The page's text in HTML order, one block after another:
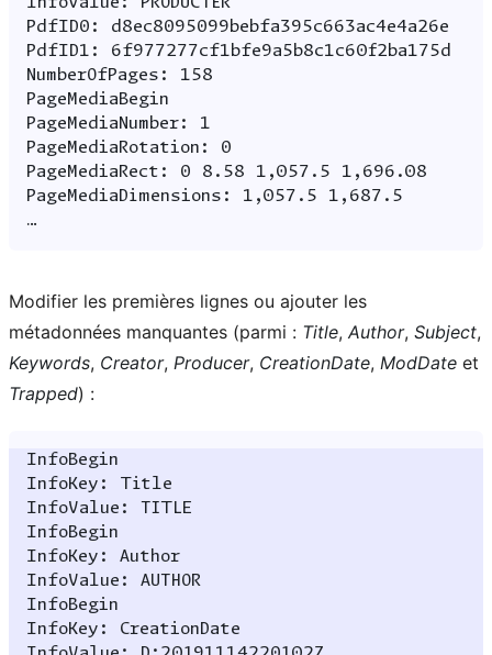
Modifier les premières lignes ou ajouter les
métadonnées manquantes (parmi : Title, Author, Subject,
Keywords, Creator, Producer, CreationDate, ModDate et
Trapped) :